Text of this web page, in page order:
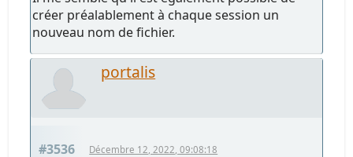
créer préalablement à chaque session un
nouveau nom de fichier.
portalis
#3536 Décembre 12, 2022, 09:08:18